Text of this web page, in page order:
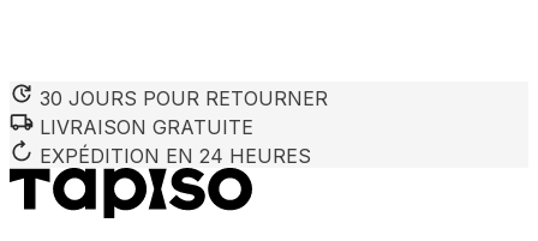
30 JOURS POUR RETOURNER
LIVRAISON GRATUITE
EXPÉDITION EN 24 HEURES
Nous utilisons des cookies pour personnaliser le contenu
partenaires peuvent combiner ces informations avec
utilisation de leurs services.